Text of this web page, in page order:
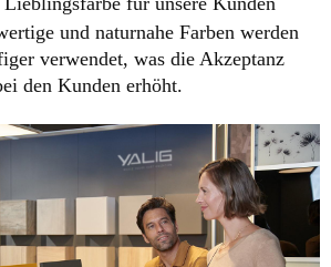
und naturnahe Farben werden
verwendet, was die Akzeptanz
den Kunden erhöht.